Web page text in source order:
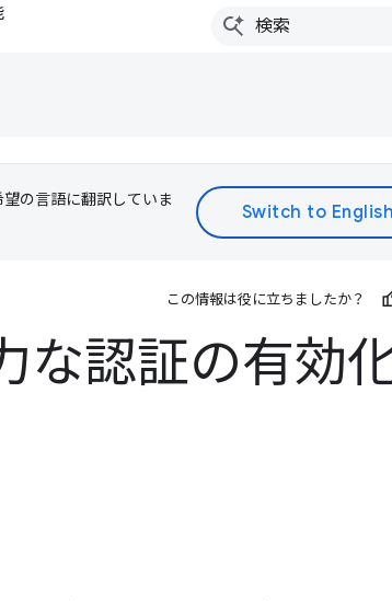
の言語に翻訳していま
この情報は役に立ちましたか？
な認証の有効